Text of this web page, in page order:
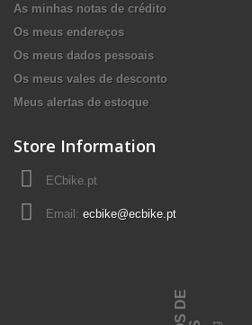
As minhas notas de crédito
Os meus endereços
Os meus dados pessoais
Os meus vales de desconto
Meus alertas de estoque
Store Information
ECbike.pt
Email: ecbike@ecbike.pt